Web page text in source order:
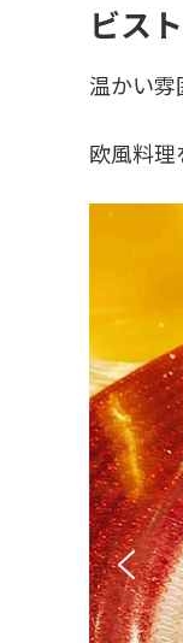
ビス
温かい雰
欧風料理